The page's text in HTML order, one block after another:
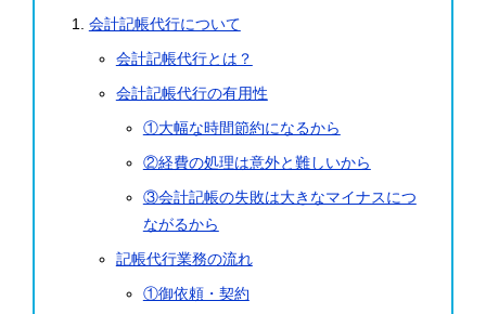
会計記帳代行について
会計記帳代行とは？
会計記帳代行の有用性
①大幅な時間節約になるから
②経費の処理は意外と難しいから
③会計記帳の失敗は大きなマイナスにつ
ながるから
記帳代行業務の流れ
①御依頼・契約